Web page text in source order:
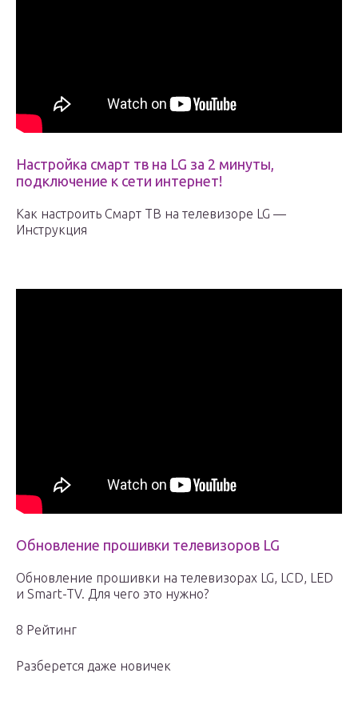
Настройка смарт тв на LG за 2 минуты,
подключение к сети интернет!
Как настроить Смарт ТВ на телевизоре LG —
Инструкция
Обновление прошивки телевизоров LG
Обновление прошивки на телевизорах LG, LCD, LED
и Smart-TV. Для чего это нужно?
8 Рейтинг
Разберется даже новичек